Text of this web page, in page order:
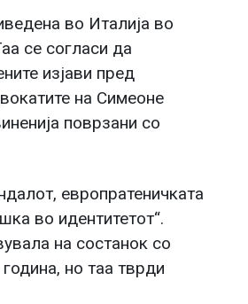
во Италија во
се согласи да
изјави пред
на Симеоне
поврзани со
европратеничката
во идентитетот“.
на состанок со
но таа тврди